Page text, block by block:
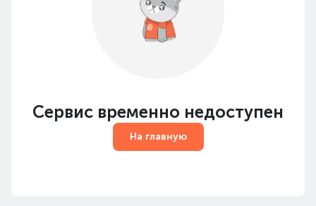
Сервис временно недоступен
На главную